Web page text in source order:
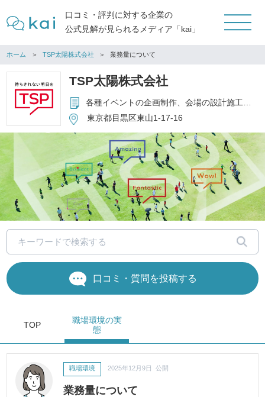
口コミ・評判に対する企業の
公式見解が見られるメディア「kai」
ホーム TSP太陽株式会社 業務量について
TSP太陽株式会社
各種イベントの企画制作、会場の設計施工、運営管理、関連設備のレンタル他
東京都目黒区東山1-17-16
口コミ・質問を投稿する
TOP
職場環境の実
態
業務量について
職場環境 2025年12月9日 公開